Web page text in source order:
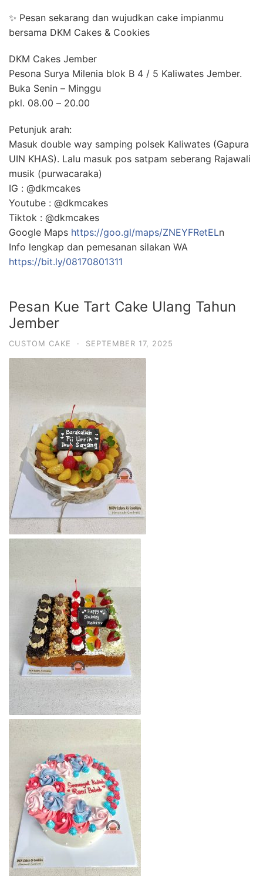
✨ Pesan sekarang dan wujudkan cake impianmu
bersama DKM Cakes & Cookies
DKM Cakes Jember
Pesona Surya Milenia blok B 4 / 5 Kaliwates Jember.
Buka Senin – Minggu
pkl. 08.00 – 20.00
Petunjuk arah:
Masuk double way samping polsek Kaliwates (Gapura
UIN KHAS). Lalu masuk pos satpam seberang Rajawali
musik (purwacaraka)
IG : @dkmcakes
Youtube : @dkmcakes
Tiktok : @dkmcakes
Google Maps https://goo.gl/maps/ZNEYFRetELn
https://bit.ly/08170801311
Pesan Kue Tart Cake Ulang Tahun
Jember
CUSTOM CAKE · SEPTEMBER 17, 2025